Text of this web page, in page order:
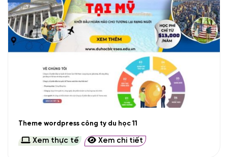
Theme wordpress công ty du học 11
Xem thực tế Xem chi tiết